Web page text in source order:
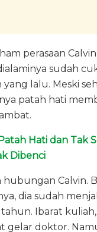
perasaan
sudah
lalu. Meski
patah hati
Hati dan Tak
Dibenci
Calvin.
dia sudah
tahun. Ibarat
gelar doktor.